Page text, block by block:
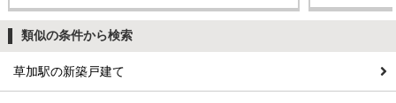
類似の条件から検索
草加駅の新築戸建て